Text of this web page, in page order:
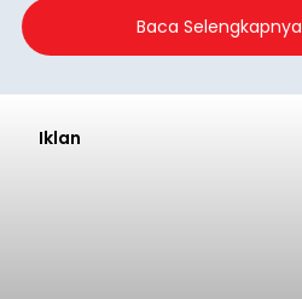
Baca Selengkapnya
Iklan